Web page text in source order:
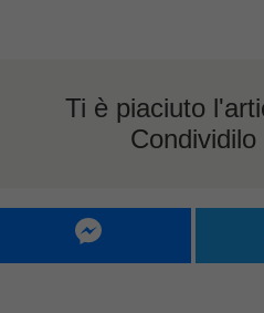
Ti è piaciuto
Condividilo